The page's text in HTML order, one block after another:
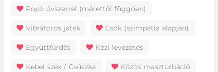
Popó óvszerrel (mérettől függően)
Vibrátoros játék Csók (szimpátia alapján)
Együttfürdés Kézi levezetés
Kebel szex / Csúszka Közös maszturbáció